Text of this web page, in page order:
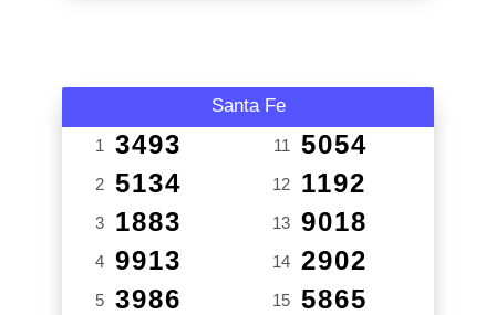
Santa Fe
1 3493
2 5134
3 1883
4 9913
5 3986
11 5054
12 1192
13 9018
14 2902
15 5865